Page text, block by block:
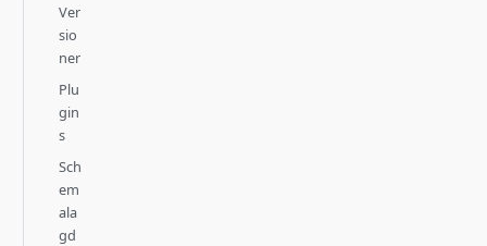
Ver
sio
ner
Plu
gin
s
Sch
em
ala
gd